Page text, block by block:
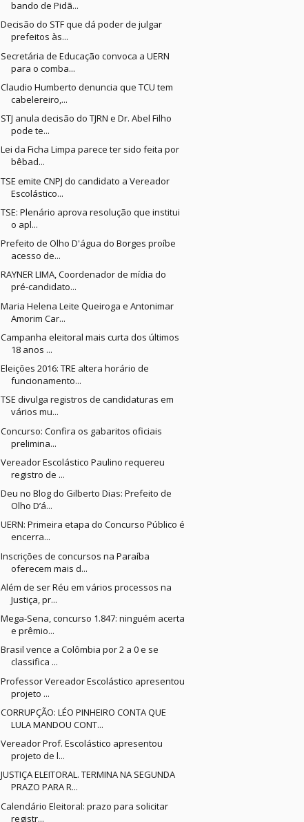
bando de Pidã...
Decisão do STF que dá poder de julgar
prefeitos às...
Secretária de Educação convoca a UERN
para o comba...
Claudio Humberto denuncia que TCU tem
cabelereiro,...
STJ anula decisão do TJRN e Dr. Abel Filho
pode te...
Lei da Ficha Limpa parece ter sido feita por
bêbad...
TSE emite CNPJ do candidato a Vereador
Escolástico...
TSE: Plenário aprova resolução que institui
o apl...
Prefeito de Olho D'água do Borges proíbe
acesso de...
RAYNER LIMA, Coordenador de mídia do
pré-candidato...
Maria Helena Leite Queiroga e Antonimar
Amorim Car...
Campanha eleitoral mais curta dos últimos
18 anos ...
Eleições 2016: TRE altera horário de
funcionamento...
TSE divulga registros de candidaturas em
vários mu...
Concurso: Confira os gabaritos oficiais
prelimina...
Vereador Escolástico Paulino requereu
registro de ...
Deu no Blog do Gilberto Dias: Prefeito de
Olho D’á...
UERN: Primeira etapa do Concurso Público é
encerra...
Inscrições de concursos na Paraíba
oferecem mais d...
Além de ser Réu em vários processos na
Justiça, pr...
Mega-Sena, concurso 1.847: ninguém acerta
e prêmio...
Brasil vence a Colômbia por 2 a 0 e se
classifica ...
Professor Vereador Escolástico apresentou
projeto ...
CORRUPÇÃO: LÉO PINHEIRO CONTA QUE
LULA MANDOU CONT...
Vereador Prof. Escolástico apresentou
projeto de l...
JUSTIÇA ELEITORAL. TERMINA NA SEGUNDA
PRAZO PARA R...
Calendário Eleitoral: prazo para solicitar
registr...